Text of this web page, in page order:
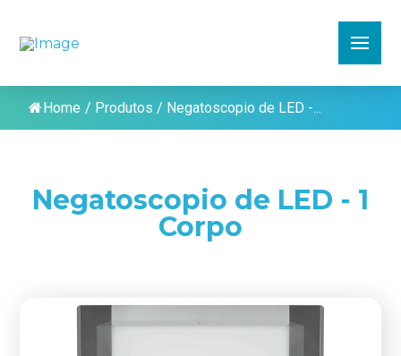
Home / Produtos / Negatoscopio de LED -...
Negatoscopio de LED - 1
Corpo